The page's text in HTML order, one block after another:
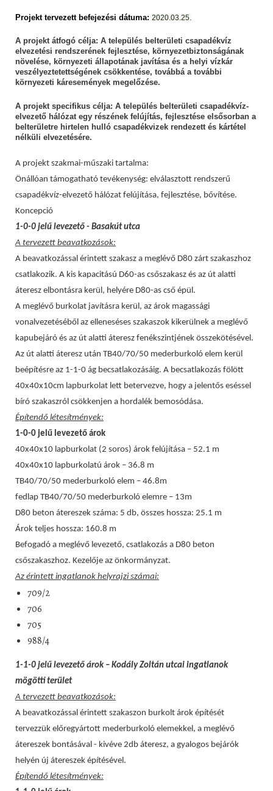
Projekt tervezett befejezési dátuma: 2020.03.25.
A projekt átfogó célja: A település belterületi csapadékvíz
elvezetési rendszerének fejlesztése, környezetbiztonságának
növelése, környezeti állapotának javítása és a helyi vízkár
veszélyeztetettségének csökkentése, továbbá a további
környezeti káresemények megelőzése.
A projekt specifikus célja: A település belterületi csapadékvíz-
elvezető hálózat egy részének felújítás, fejlesztése elsősorban a
belterületre hirtelen hulló csapadékvizek rendezett és kártétel
nélküli elvezetésére.
A projekt szakmai-műszaki tartalma:
Önállóan támogatható tevékenység: elválasztott rendszerű
csapadékvíz-elvezető hálózat felújítása, fejlesztése, bővítése.
Koncepció
1-0-0 jelű levezető - Basakút utca
A tervezett beavatkozások:
A beavatkozással érintett szakasz a meglévő D80 zárt szakaszhoz
csatlakozik. A kis kapacitású D60-as csőszakasz és az út alatti
áteresz elbontásra kerül, helyére D80-as cső épül.
A meglévő burkolat javításra kerül, az árok magassági
vonalvezetéséből az elleneséses szakaszok kikerülnek a meglévő
kapubejáró és az út alatti áteresz fenékszintjének összekötésével.
Az út alatti áteresz után TB40/70/50 mederburkoló elem kerül
beépítésre az 1-1-0 ág becsatlakozásáig. A becsatlakozás fölött
40x40x10cm lapburkolat lett betervezve, hogy a jelentős eséssel
bíró szakaszról csökkenjen a hordalék bemosódása.
Építendő létesítmények:
1-0-0 jelű levezető árok
40x40x10 lapburkolat (2 soros) árok felújítása – 52.1 m
40x40x10 lapburkolatú árok – 36.8 m
TB40/70/50 mederburkoló elem – 46.8m
fedlap TB40/70/50 mederburkoló elemre – 13m
D80 beton átereszek száma: 5 db, összes hossza: 25.1 m
Árok teljes hossza: 160.8 m
Befogadó a meglévő levezető, csatlakozás a D80 beton
csőszakaszhoz. Kezelője az önkormányzat.
Az érintett ingatlanok helyrajzi számai:
709/2
706
705
988/4
1-1-0 jelű levezető árok – Kodály Zoltán utcai ingatlanok
mögötti terület
A tervezett beavatkozások:
A beavatkozással érintett szakaszon burkolt árok építését
tervezzük előregyártott mederburkoló elemekkel, a meglévő
átereszek bontásával - kivéve 2db áteresz, a gyalogos bejárók
helyén új átereszek építésével.
Építendő létesítmények: